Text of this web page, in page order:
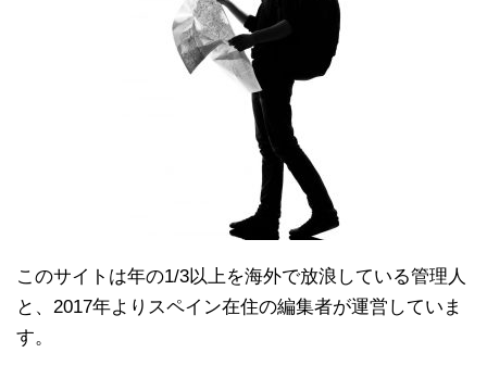
このサイトは年の1/3以上を海外で放浪している管理人
と、2017年よりスペイン在住の編集者が運営していま
す。